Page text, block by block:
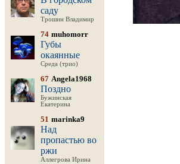
саду
Трошин Владимир
74 muhomorr
Губы
окаянные
Среда (трио)
67 Angela1968
Поздно
Бужинская
Екатерина
51 marinka9
Над
пропастью во
ржи
Аллегрова Ирина